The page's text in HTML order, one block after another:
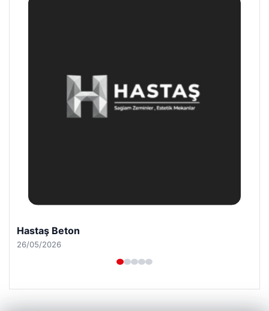
Hastaş Beton
26/05/2026